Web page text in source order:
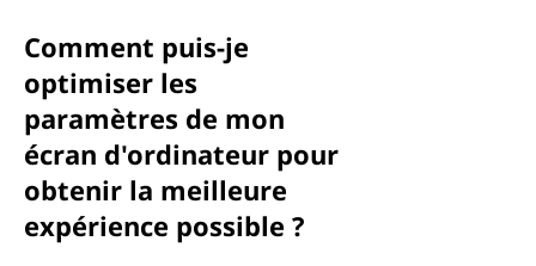
Comment puis-je
optimiser les
paramètres de mon
écran d'ordinateur pour
obtenir la meilleure
expérience possible ?